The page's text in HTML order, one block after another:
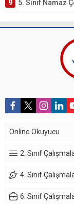
9 5. Sınıf Namaz Çeşitleri
Online Okuyucu
2. Sınıf
4. Sınıf
6. Sınıf